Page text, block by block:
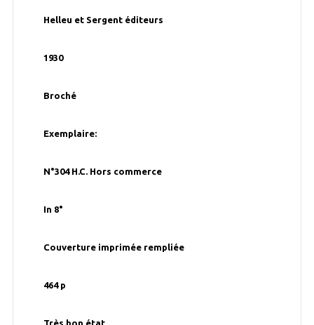
Helleu et Sergent éditeurs
1930
Broché
Exemplaire:
N°304 H.C. Hors commerce
In 8°
Couverture imprimée rempliée
464 p
Très bon état